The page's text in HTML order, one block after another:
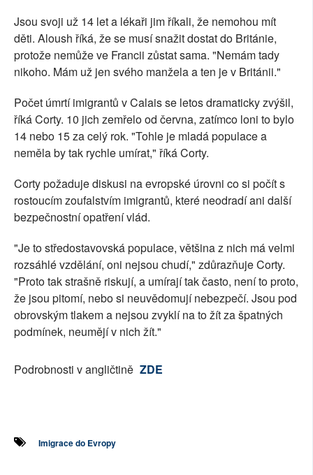
Jsou svoji už 14 let a lékaři jim říkali, že nemohou mít
děti. Aloush říká, že se musí snažit dostat do Británie,
protože nemůže ve Francii zůstat sama. "Nemám tady
nikoho. Mám už jen svého manžela a ten je v Británii."
Počet úmrtí imigrantů v Calais se letos dramaticky zvýšil,
říká Corty. 10 jich zemřelo od června, zatímco loni to bylo
14 nebo 15 za celý rok. "Tohle je mladá populace a
neměla by tak rychle umírat," říká Corty.
Corty požaduje diskusi na evropské úrovni co si počít s
rostoucím zoufalstvím imigrantů, které neodradí ani další
bezpečnostní opatření vlád.
"Je to středostavovská populace, většina z nich má velmi
rozsáhlé vzdělání, oni nejsou chudí," zdůrazňuje Corty.
"Proto tak strašně riskují, a umírají tak často, není to proto,
že jsou pitomí, nebo si neuvědomují nebezpečí. Jsou pod
obrovským tlakem a nejsou zvyklí na to žít za špatných
podmínek, neumějí v nich žít."
Podrobnosti v angličtině ZDE
Imigrace do Evropy